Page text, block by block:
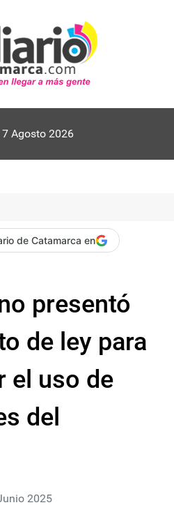
7 Agosto 2026
de Catamarca en
presentó
de ley para
el uso de
del
2025